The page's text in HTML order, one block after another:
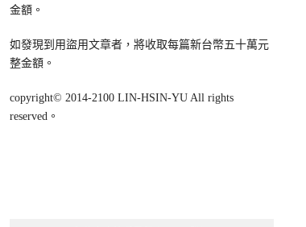
金額。
如發現到用盜用文章者，將收取每篇新台幣五十萬元
整金額。
copyright© 2014-2100 LIN-HSIN-YU All rights
reserved。